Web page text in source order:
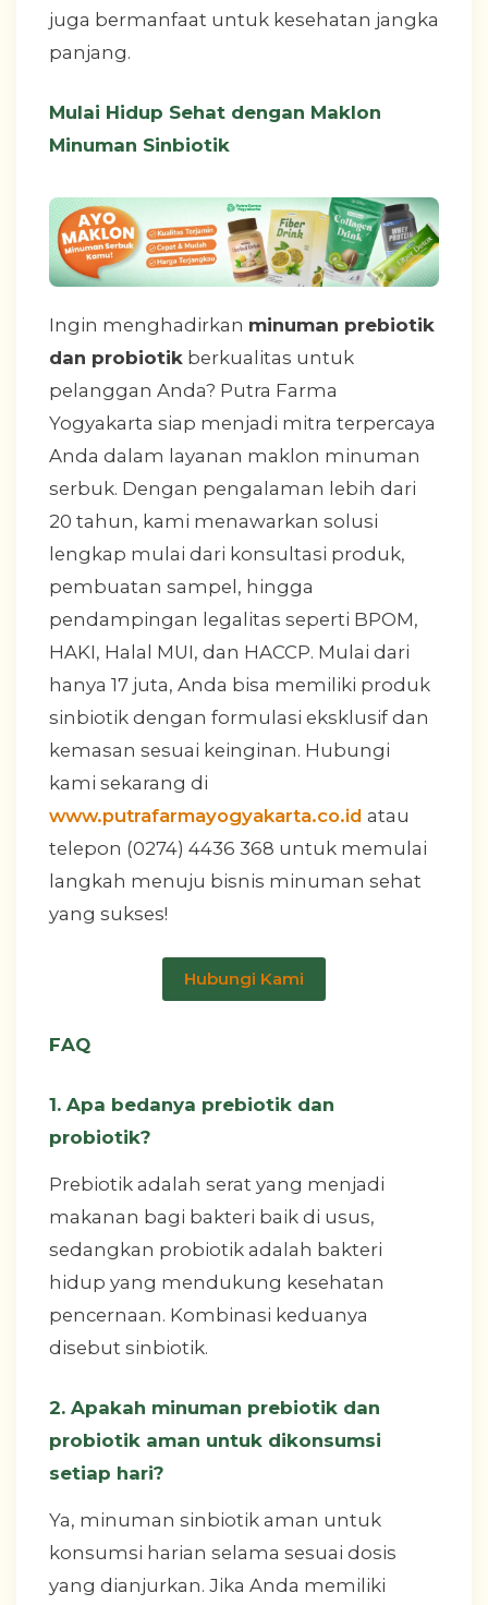
juga bermanfaat untuk kesehatan jangka
panjang.
Mulai Hidup Sehat dengan Maklon
Minuman Sinbiotik
Ingin menghadirkan minuman prebiotik
dan probiotik berkualitas untuk
pelanggan Anda? Putra Farma
Yogyakarta siap menjadi mitra terpercaya
Anda dalam layanan maklon minuman
serbuk. Dengan pengalaman lebih dari
20 tahun, kami menawarkan solusi
lengkap mulai dari konsultasi produk,
pembuatan sampel, hingga
pendampingan legalitas seperti BPOM,
HAKI, Halal MUI, dan HACCP. Mulai dari
hanya 17 juta, Anda bisa memiliki produk
sinbiotik dengan formulasi eksklusif dan
kemasan sesuai keinginan. Hubungi
kami sekarang di
www.putrafarmayogyakarta.co.id atau
telepon (0274) 4436 368 untuk memulai
langkah menuju bisnis minuman sehat
yang sukses!
Hubungi Kami
FAQ
1. Apa bedanya prebiotik dan
probiotik?
Prebiotik adalah serat yang menjadi
makanan bagi bakteri baik di usus,
sedangkan probiotik adalah bakteri
hidup yang mendukung kesehatan
pencernaan. Kombinasi keduanya
disebut sinbiotik.
2. Apakah minuman prebiotik dan
probiotik aman untuk dikonsumsi
setiap hari?
Ya, minuman sinbiotik aman untuk
konsumsi harian selama sesuai dosis
yang dianjurkan. Jika Anda memiliki